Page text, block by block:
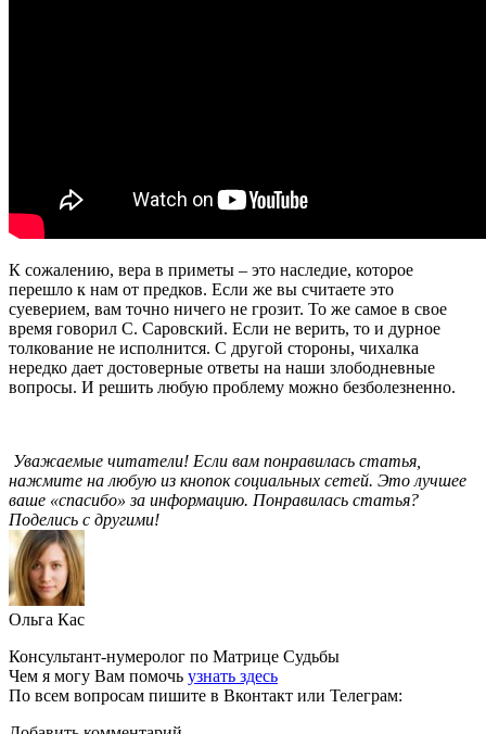
К сожалению, вера в приметы – это наследие, которое
перешло к нам от предков. Если же вы считаете это
суеверием, вам точно ничего не грозит. То же самое в свое
время говорил С. Саровский. Если не верить, то и дурное
толкование не исполнится. С другой стороны, чихалка
нередко дает достоверные ответы на наши злободневные
вопросы. И решить любую проблему можно безболезненно.
Уважаемые читатели! Если вам понравилась статья,
нажмите на любую из кнопок социальных сетей. Это лучшее
ваше «спасибо» за информацию. Понравилась статья?
Поделись с другими!
Ольга Кас
Консультант-нумеролог по Матрице Судьбы
Чем я могу Вам помочь узнать здесь
По всем вопросам пишите в Вконтакт или Телеграм: